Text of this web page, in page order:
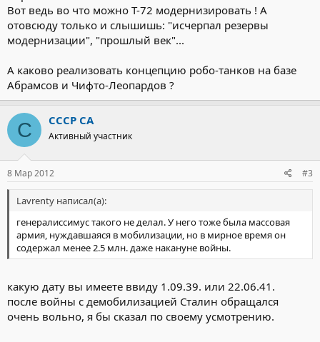
Вот ведь во что можно Т-72 модернизировать ! А
отовсюду только и слышишь: "исчерпал резервы
модернизации", "прошлый век"...
А каково реализовать концепцию робо-танков на базе
Абрамсов и Чифто-Леопардов ?
С СССР СА
Активный участник
8 Мар 2012 #3
Lavrenty написал(а):
генералиссимус такого не делал. У него тоже была массовая
армия, нуждавшаяся в мобилизации, но в мирное время он
содержал менее 2.5 млн. даже накануне войны.
какую дату вы имеете ввиду 1.09.39. или 22.06.41.
после войны с демобилизацией Сталин обращался
очень вольно, я бы сказал по своему усмотрению.